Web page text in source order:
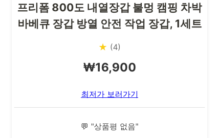
프리폼 800도 내열장갑 불멍 캠핑 차박
바베큐 장갑 방열 안전 작업 장갑, 1세트
★ (4)
₩16,900
최저가 보러가기
💬 "상품평 없음"